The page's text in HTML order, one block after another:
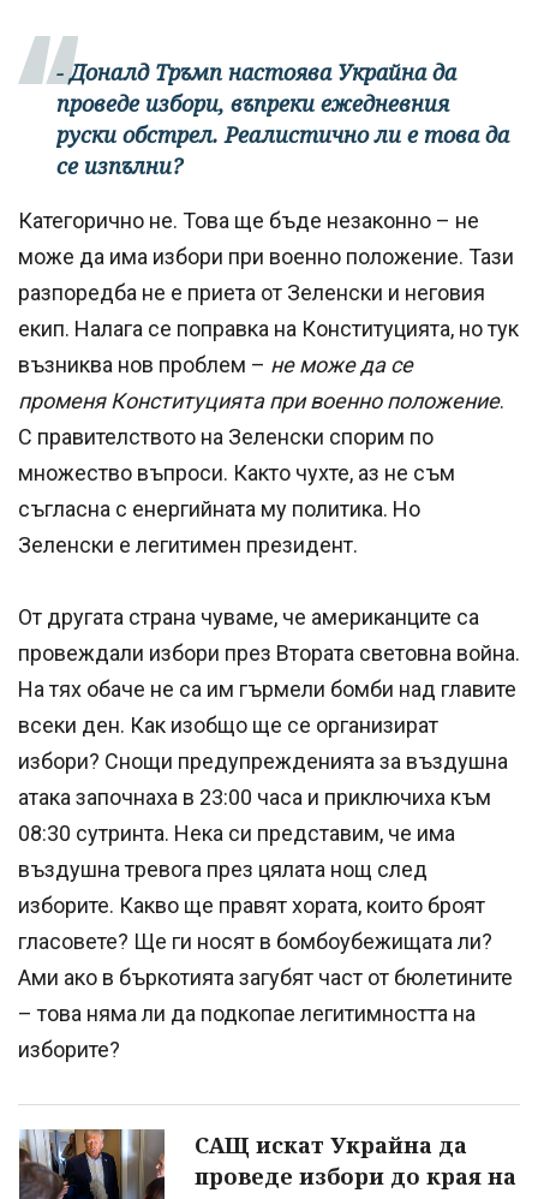
- Доналд Тръмп настоява Украйна да
проведе избори, въпреки ежедневния
руски обстрел. Реалистично ли е това да
се изпълни?
Категорично не. Това ще бъде незаконно – не
може да има избори при военно положение. Тази
разпоредба не е приета от Зеленски и неговия
екип. Налага се поправка на Конституцията, но тук
възниква нов проблем – не може да се
променя Конституцията при военно положение.
С правителството на Зеленски спорим по
множество въпроси. Както чухте, аз не съм
съгласна с енергийната му политика. Но
Зеленски е легитимен президент.
От другата страна чуваме, че американците са
провеждали избори през Втората световна война.
На тях обаче не са им гърмели бомби над главите
всеки ден. Как изобщо ще се организират
избори? Снощи предупрежденията за въздушна
атака започнаха в 23:00 часа и приключиха към
08:30 сутринта. Нека си представим, че има
въздушна тревога през цялата нощ след
изборите. Какво ще правят хората, които броят
гласовете? Ще ги носят в бомбоубежищата ли?
Ами ако в бъркотията загубят част от бюлетините
– това няма ли да подкопае легитимността на
изборите?
САЩ искат Украйна да
проведе избори до края на